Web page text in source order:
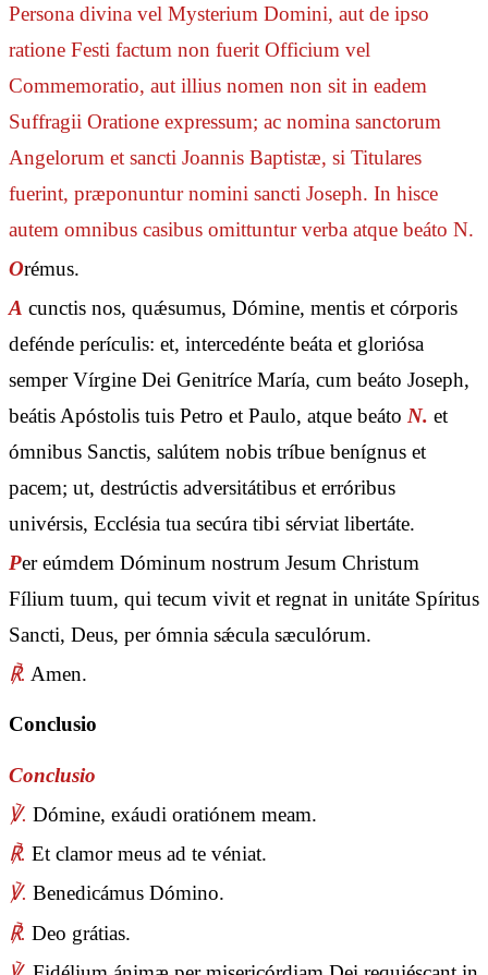
Persona divina vel Mysterium Domini, aut de ipso
ratione Festi factum non fuerit Officium vel
Commemoratio, aut illius nomen non sit in eadem
Suffragii Oratione expressum; ac nomina sanctorum
Angelorum et sancti Joannis Baptistæ, si Titulares
fuerint, præponuntur nomini sancti Joseph. In hisce
autem omnibus casibus omittuntur verba atque beáto N.
Orémus.
A cunctis nos, quǽsumus, Dómine, mentis et córporis
defénde perículis: et, intercedénte beáta et gloriósa
semper Vírgine Dei Genitríce María, cum beáto Joseph,
beátis Apóstolis tuis Petro et Paulo, atque beáto N. et
ómnibus Sanctis, salútem nobis tríbue benígnus et
pacem; ut, destrúctis adversitátibus et erróribus
univérsis, Ecclésia tua secúra tibi sérviat libertáte.
Per eúmdem Dóminum nostrum Jesum Christum
Fílium tuum, qui tecum vivit et regnat in unitáte Spíritus
Sancti, Deus, per ómnia sǽcula sæculórum.
℟. Amen.
Conclusio
Conclusio
℣. Dómine, exáudi oratiónem meam.
℟. Et clamor meus ad te véniat.
℣. Benedicámus Dómino.
℟. Deo grátias.